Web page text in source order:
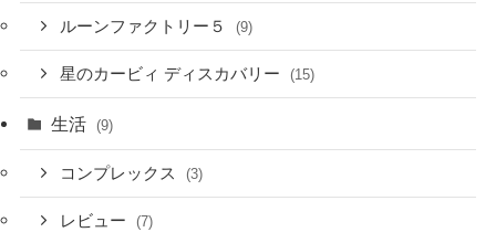
ルーンファクトリー５ (9)
星のカービィ ディスカバリー (15)
生活 (9)
コンプレックス (3)
レビュー (7)